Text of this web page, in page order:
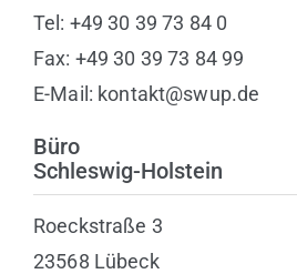
Tel: +49 30 39 73 84 0
Fax: +49 30 39 73 84 99
E-Mail: kontakt@swup.de
Büro
Schleswig-Holstein
Roeckstraße 3
23568 Lübeck